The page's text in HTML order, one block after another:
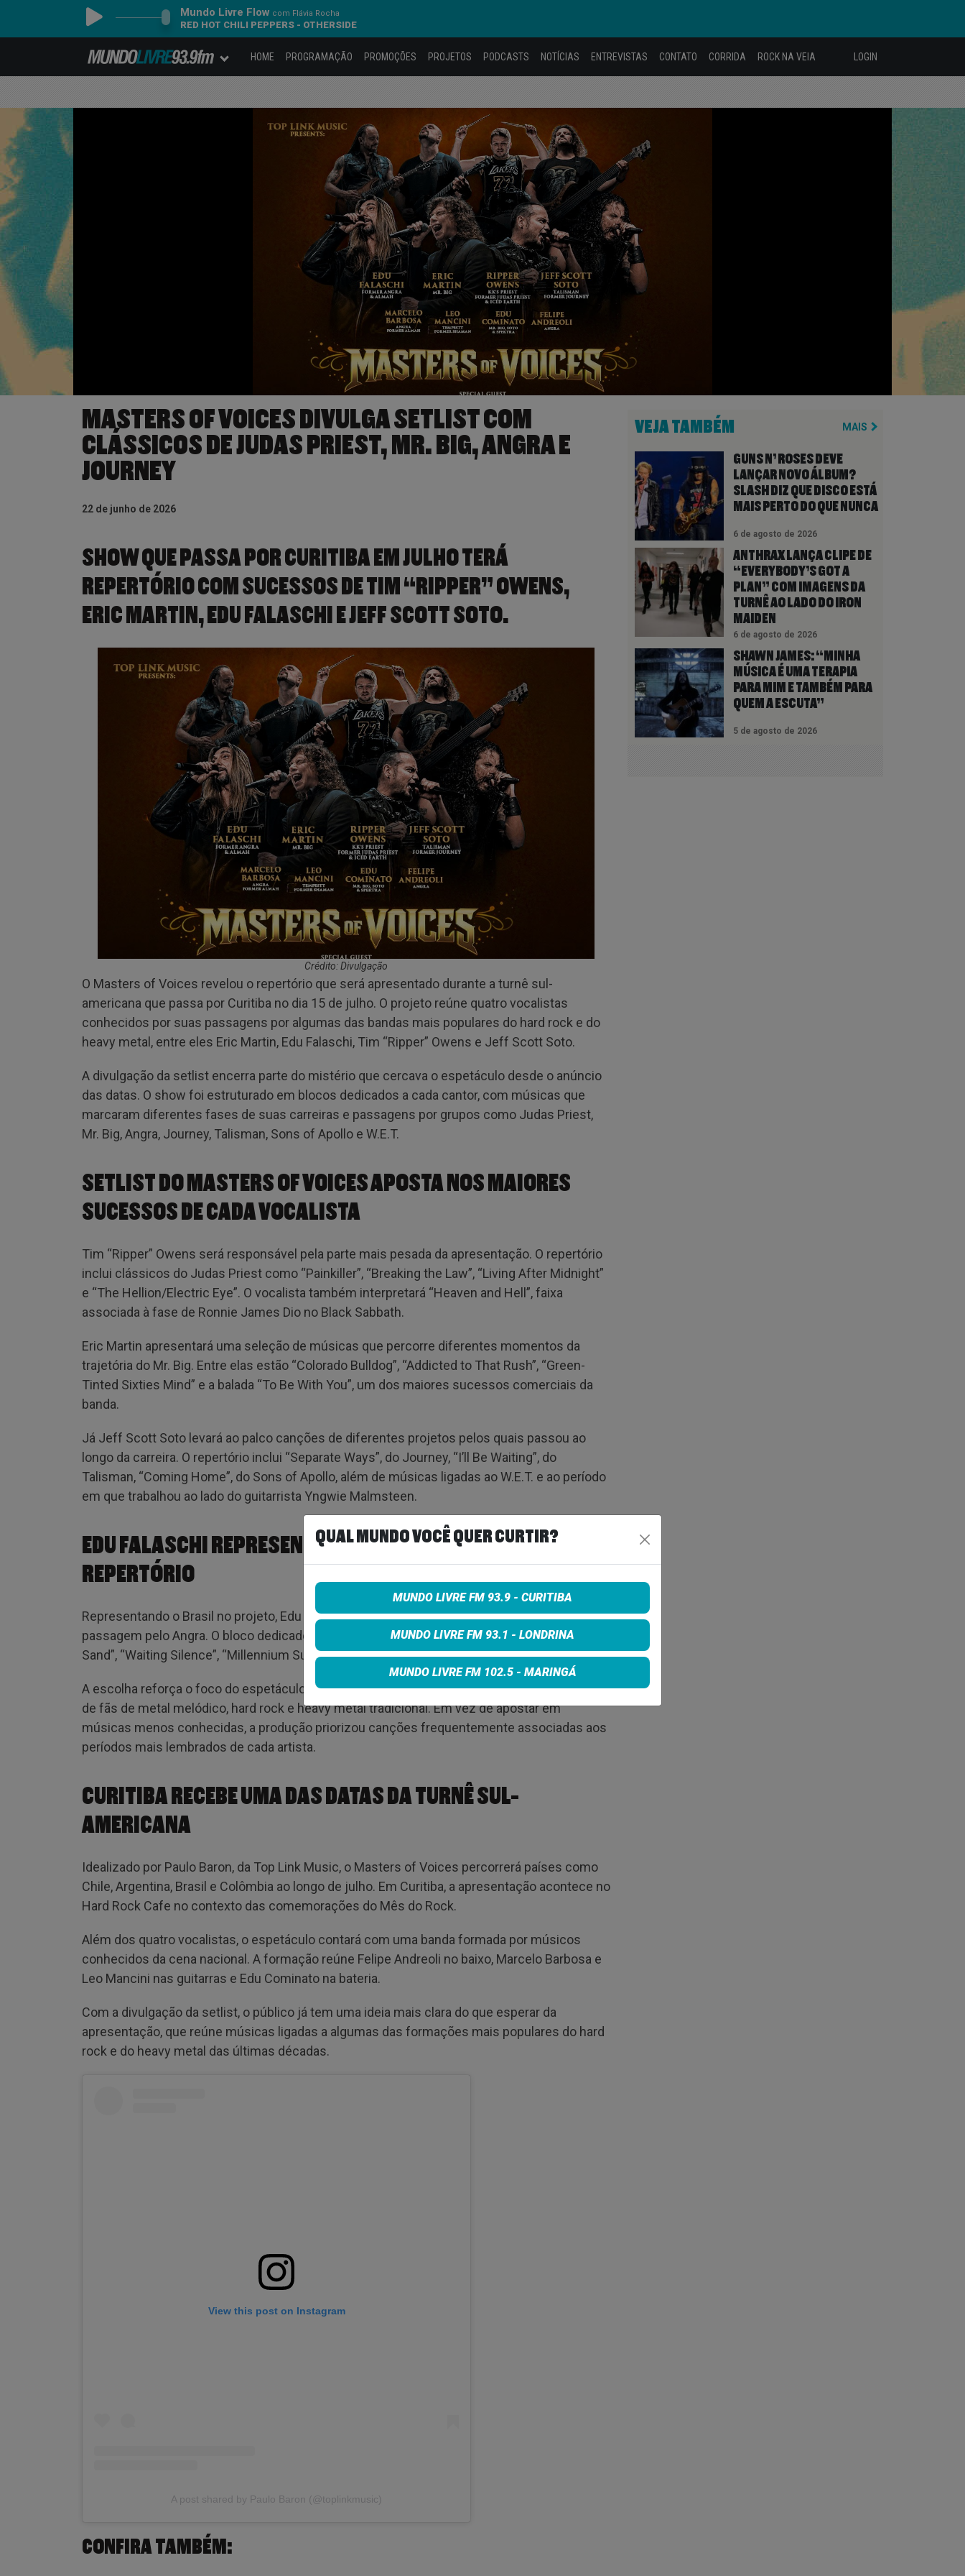
Mundo Livre Flow com Flávia Rocha
RED HOT CHILI PEPPERS - OTHERSIDE
HOME PROGRAMAÇÃO PROMOÇÕES PROJETOS PODCASTS NOTÍCIAS ENTREVISTAS CONTATO CORRIDA ROCK NA VEIA LOGIN
MASTERS OF VOICES DIVULGA SETLIST COM
CLÁSSICOS DE JUDAS PRIEST, MR. BIG, ANGRA E
JOURNEY
22 de junho de 2026
SHOW QUE PASSA POR CURITIBA EM JULHO TERÁ
REPERTÓRIO COM SUCESSOS DE TIM “RIPPER” OWENS,
ERIC MARTIN, EDU FALASCHI E JEFF SCOTT SOTO.
Crédito: Divulgação
O Masters of Voices revelou o repertório que será apresentado durante a turnê sul-
americana que passa por Curitiba no dia 15 de julho. O projeto reúne quatro vocalistas
conhecidos por suas passagens por algumas das bandas mais populares do hard rock e do
heavy metal, entre eles Eric Martin, Edu Falaschi, Tim “Ripper” Owens e Jeff Scott Soto.
A divulgação da setlist encerra parte do mistério que cercava o espetáculo desde o anúncio
das datas. O show foi estruturado em blocos dedicados a cada cantor, com músicas que
marcaram diferentes fases de suas carreiras e passagens por grupos como Judas Priest,
Mr. Big, Angra, Journey, Talisman, Sons of Apollo e W.E.T.
SETLIST DO MASTERS OF VOICES APOSTA NOS MAIORES
SUCESSOS DE CADA VOCALISTA
Tim “Ripper” Owens será responsável pela parte mais pesada da apresentação. O repertório
inclui clássicos do Judas Priest como “Painkiller”, “Breaking the Law”, “Living After Midnight”
e “The Hellion/Electric Eye”. O vocalista também interpretará “Heaven and Hell”, faixa
associada à fase de Ronnie James Dio no Black Sabbath.
Eric Martin apresentará uma seleção de músicas que percorre diferentes momentos da
trajetória do Mr. Big. Entre elas estão “Colorado Bulldog”, “Addicted to That Rush”, “Green-
Tinted Sixties Mind” e a balada “To Be With You”, um dos maiores sucessos comerciais da
banda.
Já Jeff Scott Soto levará ao palco canções de diferentes projetos pelos quais passou ao
longo da carreira. O repertório inclui “Separate Ways”, do Journey, “I’ll Be Waiting”, do
Talisman, “Coming Home”, do Sons of Apollo, além de músicas ligadas ao W.E.T. e ao período
em que trabalhou ao lado do guitarrista Yngwie Malmsteen.
EDU FALASCHI REPRESENTA O METAL BRASILEIRO NO
REPERTÓRIO
Representando o Brasil no projeto, Edu Falaschi apresentará músicas gravadas durante sua
passagem pelo Angra. O bloco dedicado ao cantor reúne faixas como “Rebirth”, “Heroes of
Sand”, “Waiting Silence”, “Millennium Sun”, “Bleeding Heart” e “Acid Rain”.
A escolha reforça o foco do espetáculo em repertórios que marcaram diferentes gerações
de fãs de metal melódico, hard rock e heavy metal tradicional. Em vez de apostar em
músicas menos conhecidas, a produção priorizou canções frequentemente associadas aos
períodos mais lembrados de cada artista.
CURITIBA RECEBE UMA DAS DATAS DA TURNÊ SUL-
AMERICANA
Idealizado por Paulo Baron, da Top Link Music, o Masters of Voices percorrerá países como
Chile, Argentina, Brasil e Colômbia ao longo de julho. Em Curitiba, a apresentação acontece no
Hard Rock Cafe no contexto das comemorações do Mês do Rock.
Além dos quatro vocalistas, o espetáculo contará com uma banda formada por músicos
conhecidos da cena nacional. A formação reúne Felipe Andreoli no baixo, Marcelo Barbosa e
Leo Mancini nas guitarras e Edu Cominato na bateria.
Com a divulgação da setlist, o público já tem uma ideia mais clara do que esperar da
apresentação, que reúne músicas ligadas a algumas das formações mais populares do hard
rock e do heavy metal das últimas décadas.
View this post on Instagram
A post shared by Paulo Baron (@toplinkmusic)
CONFIRA TAMBÉM:
VEJA TAMBÉM MAIS
GUNS N’ ROSES DEVE
LANÇAR NOVO ÁLBUM?
SLASH DIZ QUE DISCO ESTÁ
MAIS PERTO DO QUE NUNCA
6 de agosto de 2026
ANTHRAX LANÇA CLIPE DE
“EVERYBODY’S GOT A
PLAN” COM IMAGENS DA
TURNÊ AO LADO DO IRON
MAIDEN
6 de agosto de 2026
SHAWN JAMES: “MINHA
MÚSICA É UMA TERAPIA
PARA MIM E TAMBÉM PARA
QUEM A ESCUTA”
5 de agosto de 2026
QUAL MUNDO VOCÊ QUER CURTIR?
MUNDO LIVRE FM 93.9 - CURITIBA
MUNDO LIVRE FM 93.1 - LONDRINA
MUNDO LIVRE FM 102.5 - MARINGÁ